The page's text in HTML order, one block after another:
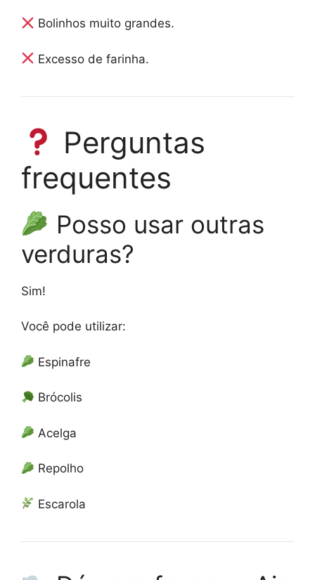
Bolinhos muito grandes.
Excesso de farinha.
Perguntas
frequentes
Posso usar outras
verduras?
Sim!
Você pode utilizar:
Espinafre
Brócolis
Acelga
Repolho
Escarola